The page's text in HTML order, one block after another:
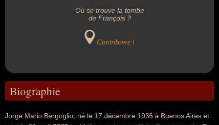
Où se trouve la tombe
de François ?
Contribuez !
Biographie
Jorge Mario Bergoglio, né le 17 décembre 1936 à Buenos Aires et